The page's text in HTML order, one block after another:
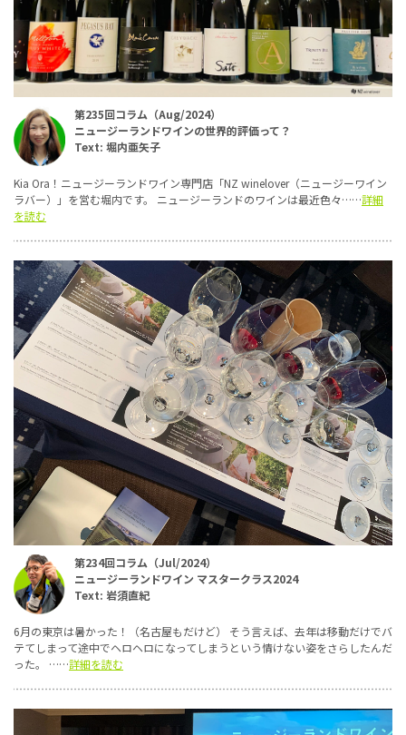
第235回コラム（Aug/2024）
ニュージーランドワインの世界的評価って？
Text: 堀内亜矢子
Kia Ora！ニュージーランドワイン専門店「NZ winelover（ニュージーワイン
ラバー）」を営む堀内です。 ニュージーランドのワインは最近色々……詳細
を読む
第234回コラム（Jul/2024）
ニュージーランドワイン マスタークラス2024
Text: 岩須直紀
6月の東京は暑かった！（名古屋もだけど） そう言えば、去年は移動だけでバ
テてしまって途中でヘロヘロになってしまうという情けない姿をさらしたんだ
った。 ……詳細を読む